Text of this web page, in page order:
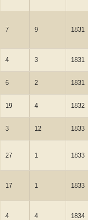
7 9 1831
4 3 1831
6 2 1831
19 4 1832
3 12 1833
27 1 1833
17 1 1833
4 4 1834